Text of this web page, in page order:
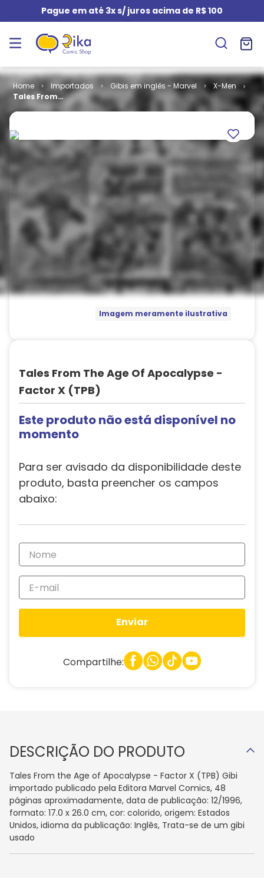
Pague em até 3x s/ juros acima de R$ 100
Importados Gibis em inglês - Marvel
X-Men
Tales From
the Age of
Factor X (TPB)
Imagem meramente ilustrativa
Tales From The Age Of Apocalypse -
Factor X (TPB)
Este produto não está disponível no
momento
Para ser avisado da disponibilidade deste
produto, basta preencher os campos
abaixo:
Enviar
Compartilhe:
DESCRIÇÃO DO PRODUTO
Tales From the Age of Apocalypse - Factor X (TPB) Gibi
importado publicado pela Editora Marvel Comics, 48
páginas aproximadamente, data de publicação: 12/1996,
formato: 17.0 x 26.0 cm, cor: colorido, origem: Estados
Unidos, idioma da publicação: Inglês, Trata-se de um gibi
usado